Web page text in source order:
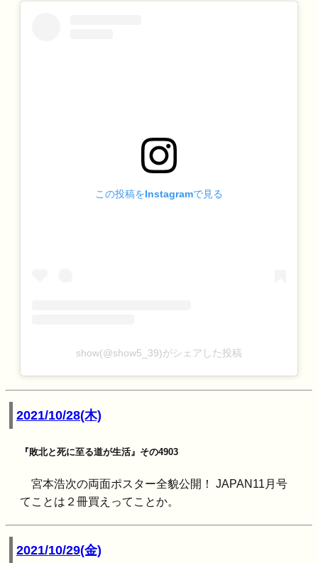
この投稿をInstagramで見る
show(@show5_39)がシェアした投稿
2021/10/28(木)
『敗北と死に至る道が生活』その4903
宮本浩次の両面ポスター全貌公開！ JAPAN11月号
てことは２冊買えってことか。
2021/10/29(金)